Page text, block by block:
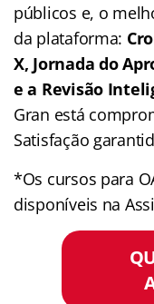
públicos e, o
da plataforma:
X, Jornada do
e a Revisão
Gran está
Satisfação
*Os cursos para
disponíveis na